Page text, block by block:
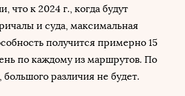
что к 2024 г., когда будут
и суда, максимальная
получится примерно 15
по каждому из маршрутов. По
различия не будет.